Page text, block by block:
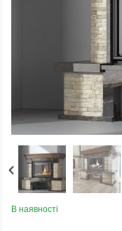
В наявності